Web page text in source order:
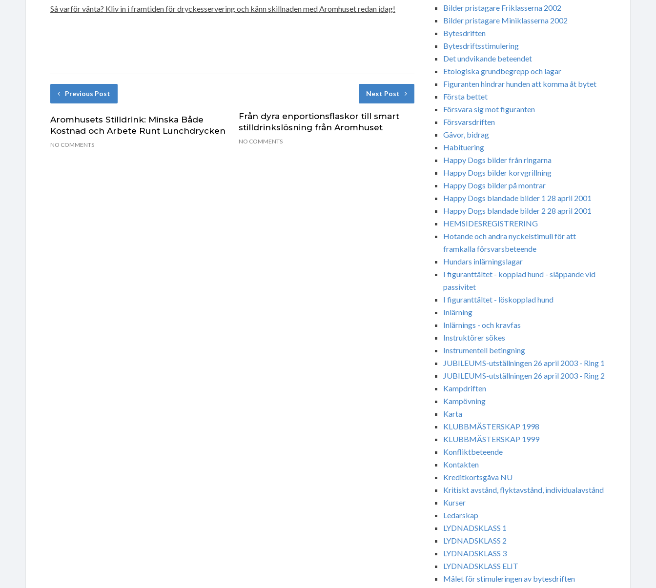
Så varför vänta? Kliv in i framtiden för dryckesservering och känn skillnaden med Aromhuset redan idag!
Previous Post
Aromhusets Stilldrink: Minska Både
Kostnad och Arbete Runt Lunchdrycken
NO COMMENTS
Next Post
Från dyra enportionsflaskor till smart
stilldrinkslösning från Aromhuset
NO COMMENTS
Bilder pristagare Friklasserna 2002
Bilder pristagare Miniklasserna 2002
Bytesdriften
Bytesdriftsstimulering
Det undvikande beteendet
Etologiska grundbegrepp och lagar
Figuranten hindrar hunden att komma åt bytet
Första bettet
Försvara sig mot figuranten
Försvarsdriften
Gåvor, bidrag
Habituering
Happy Dogs bilder från ringarna
Happy Dogs bilder korvgrillning
Happy Dogs bilder på montrar
Happy Dogs blandade bilder 1 28 april 2001
Happy Dogs blandade bilder 2 28 april 2001
HEMSIDESREGISTRERING
Hotande och andra nyckelstimuli för att
framkalla försvarsbeteende
Hundars inlärningslagar
I figuranttältet - kopplad hund - släppande vid
passivitet
I figuranttältet - löskopplad hund
Inlärning
Inlärnings - och kravfas
Instruktörer sökes
Instrumentell betingning
JUBILEUMS-utställningen 26 april 2003 - Ring 1
JUBILEUMS-utställningen 26 april 2003 - Ring 2
Kampdriften
Kampövning
Karta
KLUBBMÄSTERSKAP 1998
KLUBBMÄSTERSKAP 1999
Konfliktbeteende
Kontakten
Kreditkortsgåva NU
Kritiskt avstånd, flyktavstånd, individualavstånd
Kurser
Ledarskap
LYDNADSKLASS 1
LYDNADSKLASS 2
LYDNADSKLASS 3
LYDNADSKLASS ELIT
Målet för stimuleringen av bytesdriften